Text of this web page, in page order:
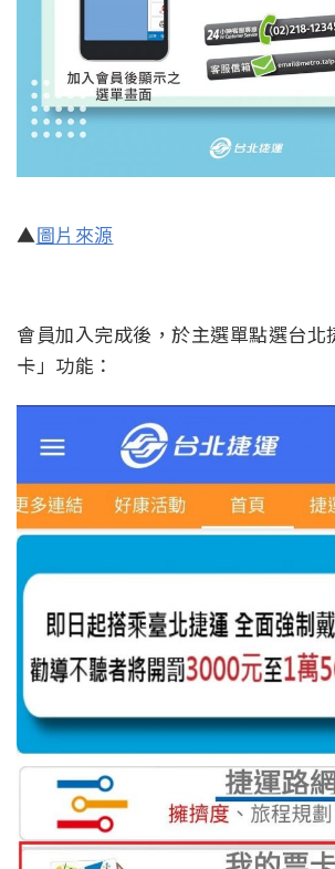
▲圖片來源
會員加入完成後，於主選單點選台北
卡」功能：